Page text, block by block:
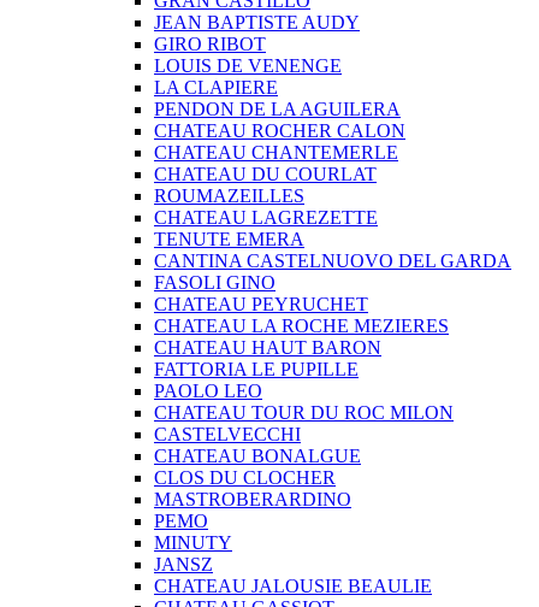
JEAN BAPTISTE AUDY
GIRO RIBOT
LOUIS DE VENENGE
LA CLAPIERE
PENDON DE LA AGUILERA
CHATEAU ROCHER CALON
CHATEAU CHANTEMERLE
CHATEAU DU COURLAT
ROUMAZEILLES
CHATEAU LAGREZETTE
TENUTE EMERA
CANTINA CASTELNUOVO DEL GARDA
FASOLI GINO
CHATEAU PEYRUCHET
CHATEAU LA ROCHE MEZIERES
CHATEAU HAUT BARON
FATTORIA LE PUPILLE
PAOLO LEO
CHATEAU TOUR DU ROC MILON
CASTELVECCHI
CHATEAU BONALGUE
CLOS DU CLOCHER
MASTROBERARDINO
PEMO
MINUTY
JANSZ
CHATEAU JALOUSIE BEAULIE